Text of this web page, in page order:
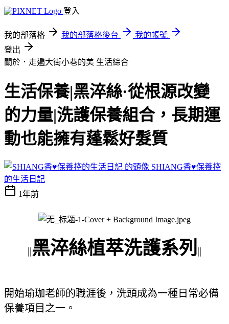
登入
我的部落格 我的部落格後台
我的帳號
登出
關於．走遍大街小巷的美 生活綜合
生活保養|黑淬絲·從根源改變
的力量|洗護保養組合，長期運
動也能擁有蓬鬆好髮質
SHIANG香♥保養控
的生活日記
1年前
||黑淬絲植萃洗護系列 ||
開始瑜珈老師的職涯後，洗頭成為一種日常必備
保養項目之一。